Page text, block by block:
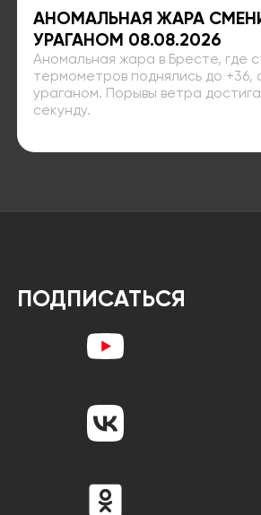
АНОМАЛЬНАЯ ЖАРА
УРАГАНОМ 08.08.2026
Аномальная жара в Бресте, где
термометров поднялись до +36,
ураганом. Порывы ветра
секунду.
ПОДПИСАТЬСЯ